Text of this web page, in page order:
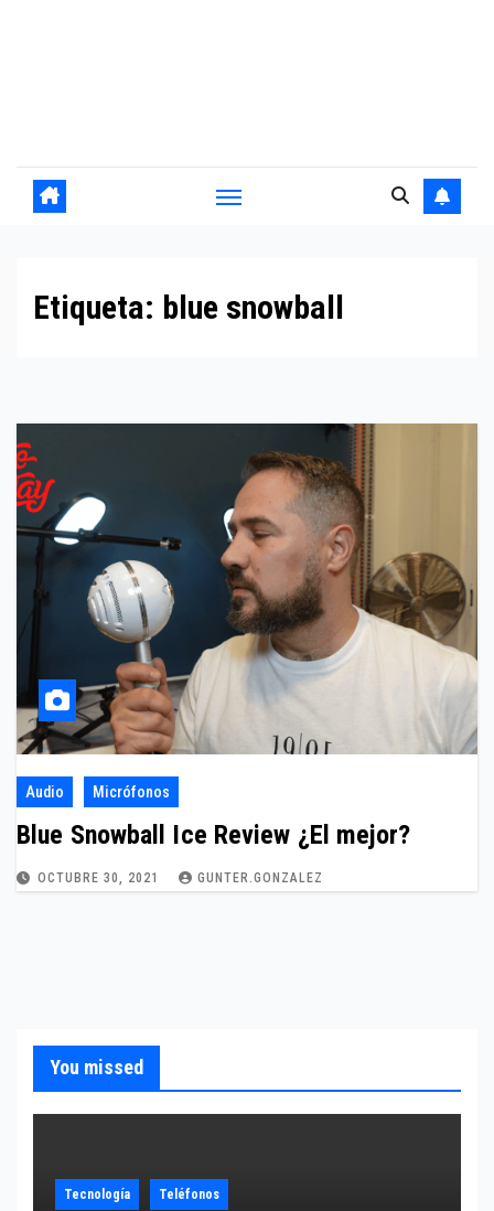
Etiqueta: blue snowball
Audio Micrófonos
Blue Snowball Ice Review ¿El mejor?
OCTUBRE 30, 2021 GUNTER.GONZALEZ
You missed
Tecnología Teléfonos